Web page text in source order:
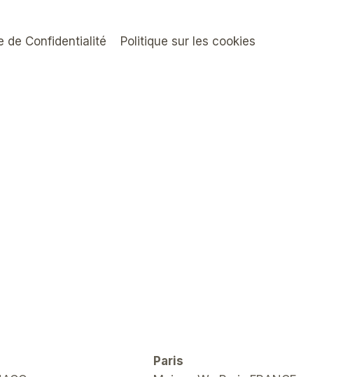
de Confidentialité Politique sur les cookies
Paris